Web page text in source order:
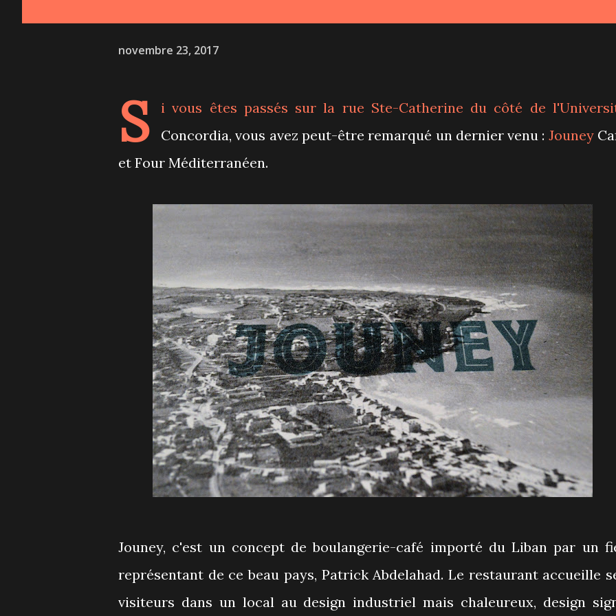
novembre 23, 2017
S
i vous êtes passés sur la rue Ste-Catherine du côté de
Concordia, vous avez peut-être remarqué un dernier venu : Jouney
et Four Méditerranéen.
Jouney, c'est un concept de boulangerie-café importé du Liban par un
représentant de ce beau pays, Patrick Abdelahad. Le restaurant accueille
visiteurs dans un local au design industriel mais chaleureux, design